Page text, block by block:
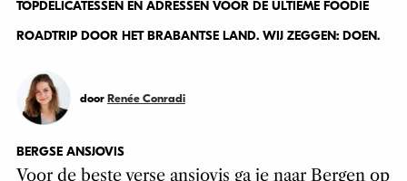
TOPDELICATESSEN ÉN ADRESSEN VOOR DE ULTIEME FOODIE
ROADTRIP DOOR HET BRABANTSE LAND. WIJ ZEGGEN: DOEN.
door Renée Conradi
BERGSE ANSJOVIS
Voor de beste verse ansjovis ga je naar Bergen op